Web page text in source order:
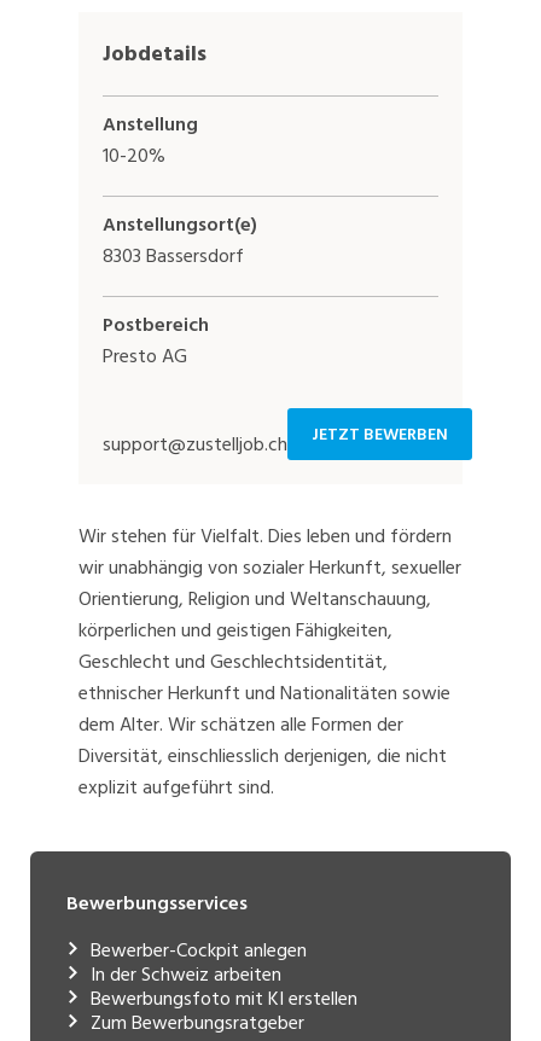
Jobdetails
Anstellung
10-20%
Anstellungsort(e)
8303 Bassersdorf
Postbereich
Presto AG
support@zustelljob.ch JETZT BEWERBEN
Wir stehen für Vielfalt. Dies leben und fördern
wir unabhängig von sozialer Herkunft, sexueller
Orientierung, Religion und Weltanschauung,
körperlichen und geistigen Fähigkeiten,
Geschlecht und Geschlechtsidentität,
ethnischer Herkunft und Nationalitäten sowie
dem Alter. Wir schätzen alle Formen der
Diversität, einschliesslich derjenigen, die nicht
explizit aufgeführt sind.
Bewerbungsservices
Bewerber-Cockpit anlegen
In der Schweiz arbeiten
Bewerbungsfoto mit KI erstellen
Zum Bewerbungsratgeber